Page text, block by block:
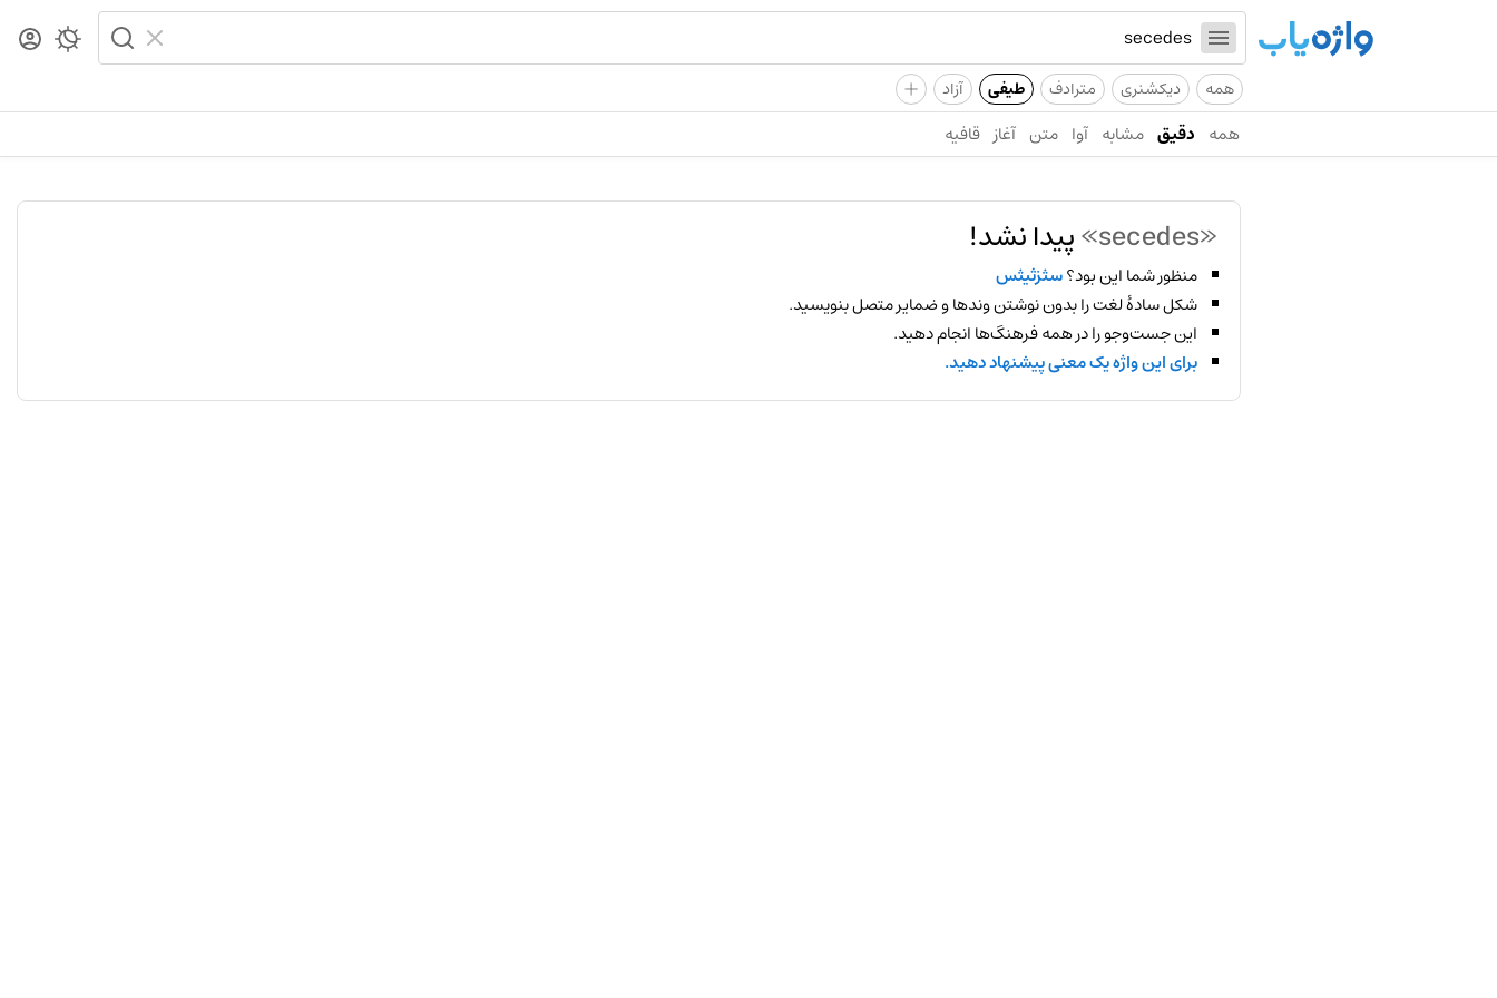
همه دیکشنری مترادف طیفی آزاد +
همه دقیق مشابه آوا متن آغاز قافیه
«secedes» پیدا نشد!
منظور شما این بود؟سثزثیثس
شکل سادهٔ لغت را بدون نوشتن وندها و ضمایر متصل بنویسید.
این جست‌وجو را در همه فرهنگ‌ها انجام دهید.
برای این واژه یک معنی پیشنهاد دهید.